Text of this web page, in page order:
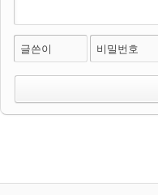
글쓴이 비밀번호